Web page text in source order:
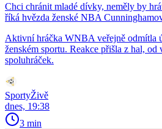
Chci chránit mladé dívky, neměly by
říká hvězda ženské NBA
Aktivní hráčka WNBA veřejně odmítla
ženském sportu. Reakce přišla z hal, od
spoluhráček.
SportyŽivě
dnes, 19:38
3 min